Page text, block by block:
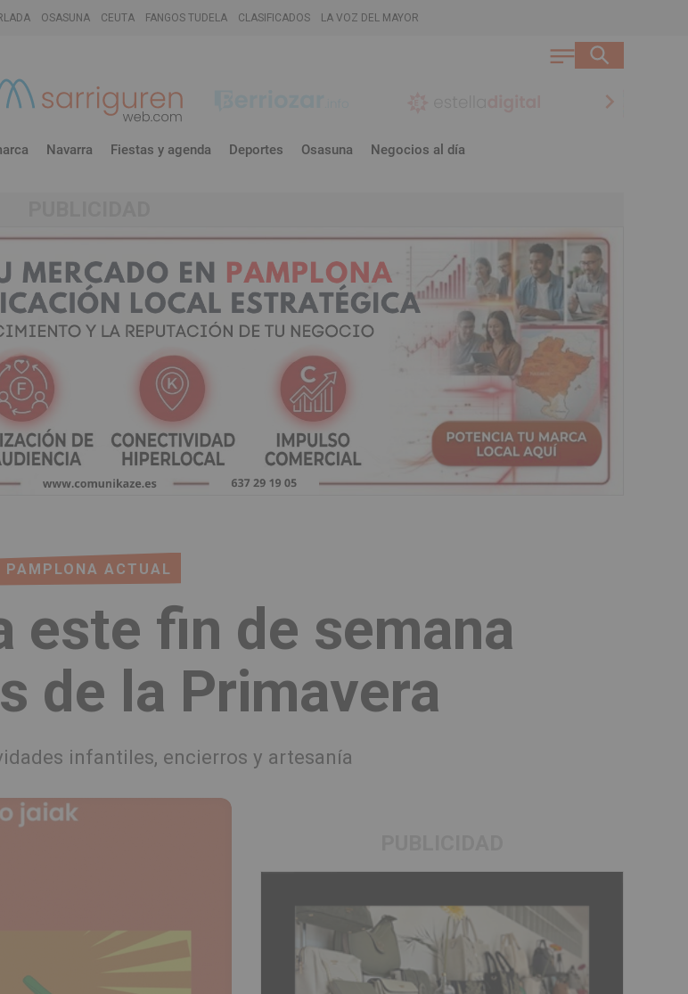
OSASUNA CEUTA FANGOS TUDELA CLASIFICADOS LA VOZ DEL MAYOR
chevron_right
Navarra Fiestas y agenda Deportes Osasuna Negocios al día
PAMPLONA ACTUAL
este fin de semana
de la Primavera
infantiles, encierros y artesanía